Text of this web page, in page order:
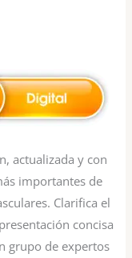
actualizada y con
importantes de
Clarifica el
concisa
grupo de expertos